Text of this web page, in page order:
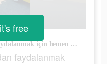
Aracım+ ayrıcalıklarından faydalanmak için hemen Yapı Kredili ol!
faydalanmak
free